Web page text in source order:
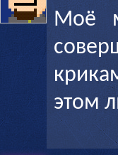
Моё
этом